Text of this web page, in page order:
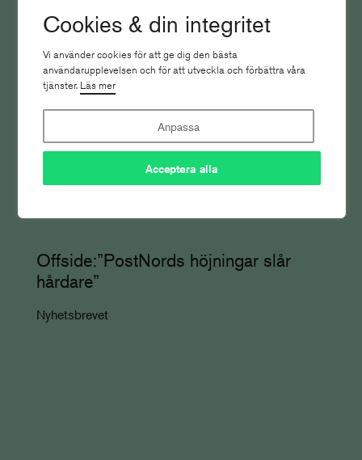
Cookies & din integritet
Vi använder cookies för att ge dig den bästa
användarupplevelsen och för att utveckla och förbättra våra
tjänster. Läs mer
Anpassa
Acceptera alla
Nyhetsbrevet
Offside:”PostNords höjningar slår
hårdare”
Nyhetsbrevet